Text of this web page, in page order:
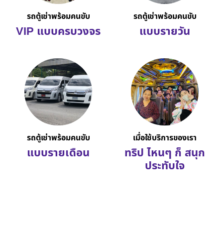
รถตู้เช่าพร้อมคนขับ
VIP แบบครบวงจร
รถตู้เช่าพร้อมคนขับ
แบบรายวัน
รถตู้เช่าพร้อมคนขับ
แบบรายเดือน
เมื่อใช้บริการของเรา
ทริป ไหนๆ ก็ สนุก
ประทับใจ